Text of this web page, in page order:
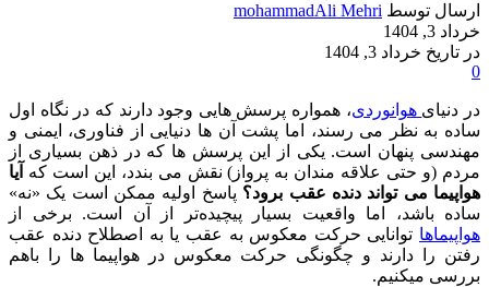
ارسال توسط mohammadAli Mehri
خرداد 3, 1404
در تاریخ خرداد 3, 1404
0
در دنیای هوانوردی، همواره پرسش‌ هایی وجود دارند که در نگاه اول
ساده به نظر می‌ رسند، اما پشت آن‌ ها دنیایی از فناوری، ایمنی و
مهندسی پنهان است. یکی از این پرسش‌ ها که در ذهن بسیاری از
مردم (و حتی علاقه‌ مندان به پرواز) نقش می‌ بندد، این است که آیا
هواپیما می‌ تواند دنده عقب برود؟ پاسخ اولیه ممکن است یک «نه»
ساده باشد، اما واقعیت بسیار پیچیده‌تر از آن است. برخی از
هواپیماها توانایی حرکت معکوس به عقب یا به اصطلاح دنده عقب
رفتن را دارند و چگونگی حرکت معکوس در هواپیما ها را باهم
بررسی میکنیم.